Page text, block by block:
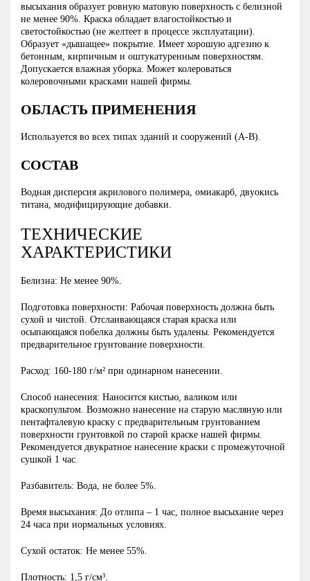
высыхания образует ровную матовую поверхность с белизной
не менее 90%. Краска обладает влагостойкостью и
светостойкостью (не желтеет в процессе эксплуатации).
Образует «дышащее» покрытие. Имеет хорошую адгезию к
бетонным, кирпичным и оштукатуренным поверхностям.
Допускается влажная уборка. Может колероваться
колеровочными красками нашей фирмы.
ОБЛАСТЬ ПРИМЕНЕНИЯ
Используется во всех типах зданий и сооружений (А-В).
СОСТАВ
Водная дисперсия акрилового полимера, омиакарб, двуокись
титана, модифицирующие добавки.
ТЕХНИЧЕСКИЕ
ХАРАКТЕРИСТИКИ
Белизна: Не менее 90%.
Подготовка поверхности: Рабочая поверхность должна быть
сухой и чистой. Отслаивающаяся старая краска или
осыпающаяся побелка должны быть удалены. Рекомендуется
предварительное грунтование поверхности.
Расход: 160-180 г/м² при одинарном нанесении.
Способ нанесения: Наносится кистью, валиком или
краскопультом. Возможно нанесение на старую масляную или
пентафталевую краску с предварительным грунтованием
поверхности грунтовкой по старой краске нашей фирмы.
Рекомендуется двукратное нанесение краски с промежуточной
сушкой 1 час.
Разбавитель: Вода, не более 5%.
Время высыхания: До отлипа – 1 час, полное высыхание через
24 часа при нормальных условиях.
Сухой остаток: Не менее 55%.
Плотность: 1,5 г/см³.